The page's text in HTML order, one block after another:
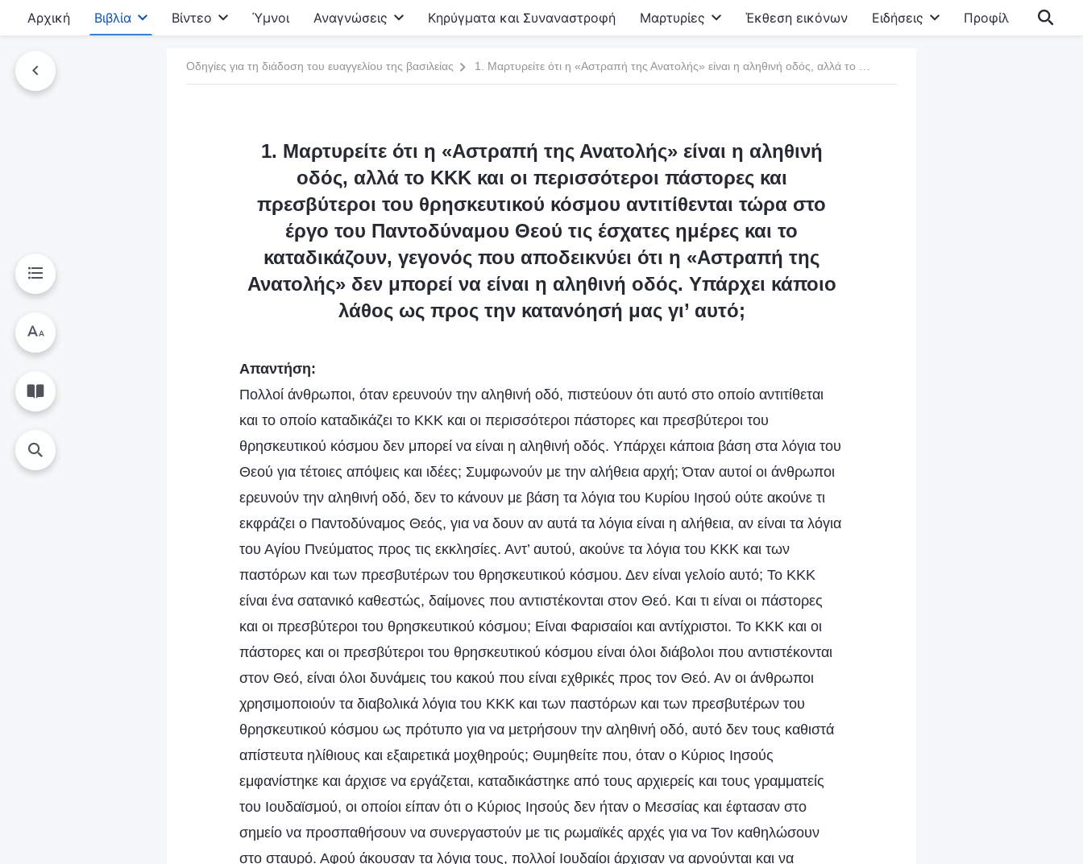
Αρχική Βιβλία Βίντεο Ύμνοι Αναγνώσεις Κηρύγματα και Συναναστροφή Μαρτυρίες Έκθεση εικόνων Ειδήσεις Προφίλ
Οδηγίες για τη διάδοση του ευαγγελίου της βασιλείας
1. Μαρτυρείτε ότι η «Αστραπή της Ανατολής» είναι η αληθινή
οδός, αλλά το ΚΚΚ και οι περισσότεροι πάστορες και
πρεσβύτεροι του θρησκευτικού κόσμου αντιτίθενται τώρα στο
έργο του Παντοδύναμου Θεού τις έσχατες ημέρες και το
καταδικάζουν, γεγονός που αποδεικνύει ότι η «Αστραπή της
Ανατολής» δεν μπορεί να είναι η αληθινή οδός. Υπάρχει κάποιο
λάθος ως προς την κατανόησή μας γι’ αυτό;
Απαντήση:
Πολλοί άνθρωποι, όταν ερευνούν την αληθινή οδό, πιστεύουν ότι αυτό στο οποίο αντιτίθεται
και το οποίο καταδικάζει το ΚΚΚ και οι περισσότεροι πάστορες και πρεσβύτεροι του
θρησκευτικού κόσμου δεν μπορεί να είναι η αληθινή οδός. Υπάρχει κάποια βάση στα λόγια του
Θεού για τέτοιες απόψεις και ιδέες; Συμφωνούν με την αλήθεια αρχή; Όταν αυτοί οι άνθρωποι
ερευνούν την αληθινή οδό, δεν το κάνουν με βάση τα λόγια του Κυρίου Ιησού ούτε ακούνε τι
εκφράζει ο Παντοδύναμος Θεός, για να δουν αν αυτά τα λόγια είναι η αλήθεια, αν είναι τα λόγια
του Αγίου Πνεύματος προς τις εκκλησίες. Αντ’ αυτού, ακούνε τα λόγια του ΚΚΚ και των
παστόρων και των πρεσβυτέρων του θρησκευτικού κόσμου. Δεν είναι γελοίο αυτό; Το ΚΚΚ
είναι ένα σατανικό καθεστώς, δαίμονες που αντιστέκονται στον Θεό. Και τι είναι οι πάστορες
και οι πρεσβύτεροι του θρησκευτικού κόσμου; Είναι Φαρισαίοι και αντίχριστοι. Το ΚΚΚ και οι
πάστορες και οι πρεσβύτεροι του θρησκευτικού κόσμου είναι όλοι διάβολοι που αντιστέκονται
στον Θεό, είναι όλοι δυνάμεις του κακού που είναι εχθρικές προς τον Θεό. Αν οι άνθρωποι
χρησιμοποιούν τα διαβολικά λόγια του ΚΚΚ και των παστόρων και των πρεσβυτέρων του
θρησκευτικού κόσμου ως πρότυπο για να μετρήσουν την αληθινή οδό, αυτό δεν τους καθιστά
απίστευτα ηλίθιους και εξαιρετικά μοχθηρούς; Θυμηθείτε που, όταν ο Κύριος Ιησούς
εμφανίστηκε και άρχισε να εργάζεται, καταδικάστηκε από τους αρχιερείς και τους γραμματείς
του Ιουδαϊσμού, οι οποίοι είπαν ότι ο Κύριος Ιησούς δεν ήταν ο Μεσσίας και έφτασαν στο
σημείο να προσπαθήσουν να συνεργαστούν με τις ρωμαϊκές αρχές για να Τον καθηλώσουν
στο σταυρό. Αφού άκουσαν τα λόγια τους, πολλοί Ιουδαίοι άρχισαν να αρνούνται και να